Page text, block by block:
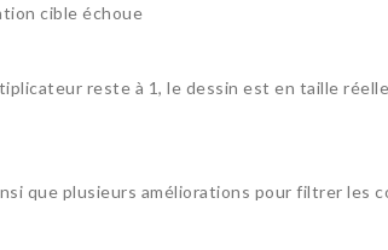
cible échoue
reste à 1, le dessin est en taille
que plusieurs améliorations pour filtrer les